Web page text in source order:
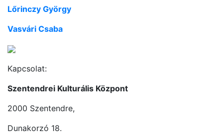
Lőrinczy György
Vasvári Csaba
Kapcsolat:
Szentendrei Kulturális Központ
2000 Szentendre,
Dunakorzó 18.